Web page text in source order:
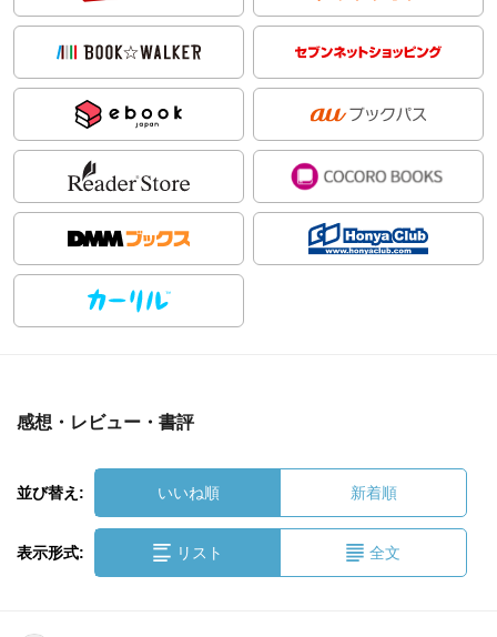
感想・レビュー・書評
並び替え: いいね順 新着順
表示形式: リスト 全文